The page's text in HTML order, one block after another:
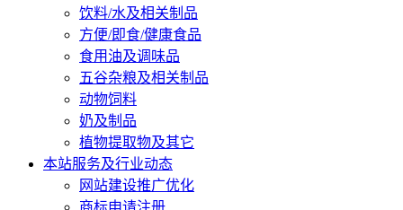
饮料/水及相关制品
方便/即食/健康食品
食用油及调味品
五谷杂粮及相关制品
动物饲料
奶及制品
植物提取物及其它
本站服务及行业动态
网站建设推广优化
商标申请注册